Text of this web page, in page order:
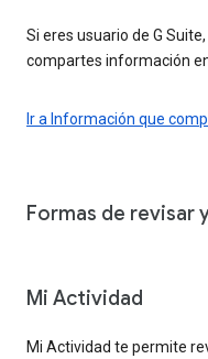
Si eres usuario de G
compartes información
Ir a Información que
Formas de revisar
Mi Actividad
Mi Actividad te permite